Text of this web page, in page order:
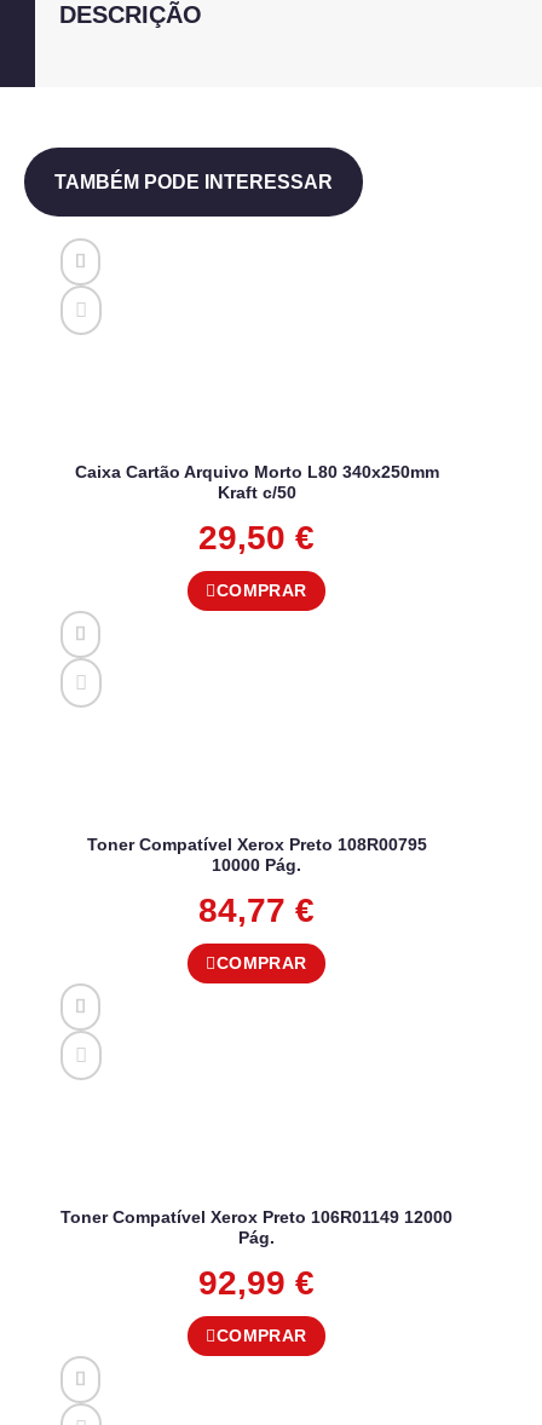
DESCRIÇÃO
TAMBÉM PODE INTERESSAR
Caixa Cartão Arquivo Morto L80 340x250mm
Kraft c/50
29,50 €
COMPRAR
Toner Compatível Xerox Preto 108R00795
10000 Pág.
84,77 €
COMPRAR
Toner Compatível Xerox Preto 106R01149 12000
Pág.
92,99 €
COMPRAR